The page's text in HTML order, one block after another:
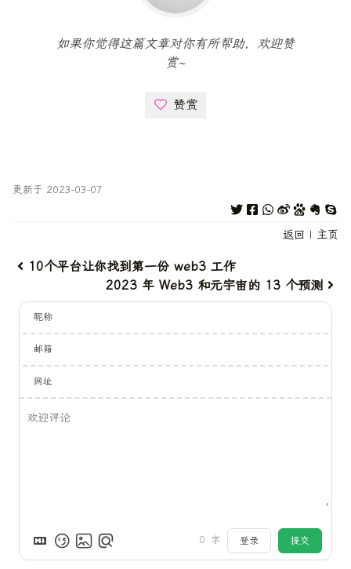
如果你觉得这篇文章对你有所帮助，欢迎赞
赏~
赞赏
更新于 2023-03-07
返回 | 主页
10个平台让你找到第一份 web3 工作
2023 年 Web3 和元宇宙的 13 个预测
昵称
邮箱
网址
0 字 登录 提交